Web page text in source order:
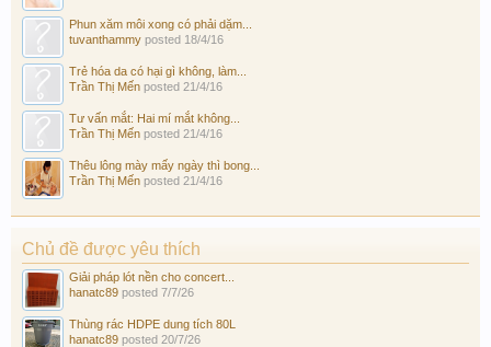
Phun xăm môi xong có phải dặm...
tuvanthammy posted 18/4/16
Trẻ hóa da có hại gì không, làm...
Trần Thị Mến posted 21/4/16
Tư vấn mắt: Hai mí mắt không...
Trần Thị Mến posted 21/4/16
Thêu lông mày mấy ngày thì bong...
Trần Thị Mến posted 21/4/16
Chủ đề được yêu thích
Giải pháp lót nền cho concert...
hanatc89 posted 7/7/26
Thùng rác HDPE dung tích 80L
hanatc89 posted 20/7/26